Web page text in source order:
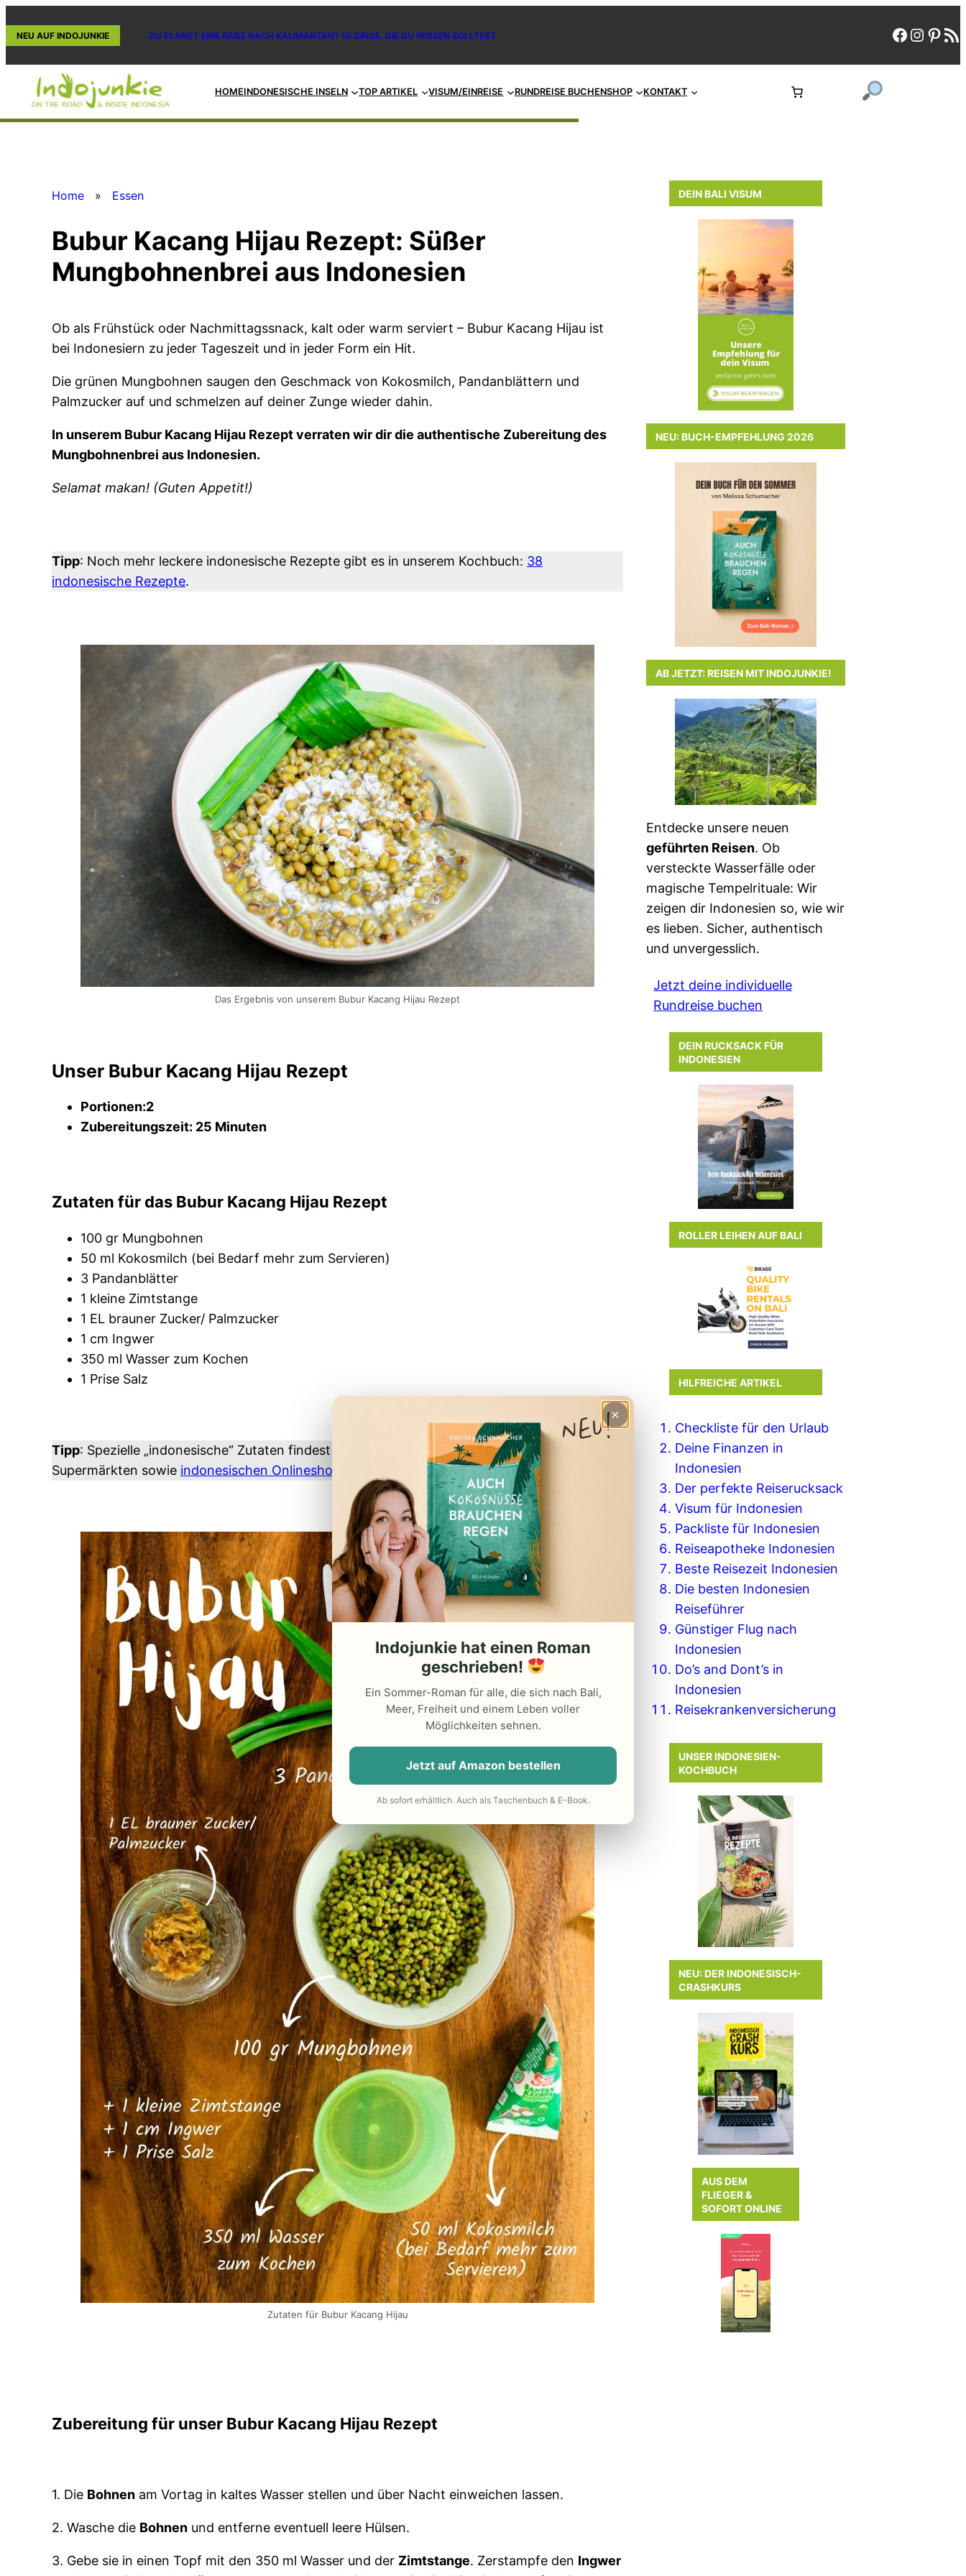
Inhalt
NEU AUF INDOJUNKIE DU PLANST EINE REISE NACH KALIMANTAN? 10 DINGE, DIE DU WISSEN SOLLTEST facebook
HOMEINDONESISCHE INSELN TOP ARTIKEL VISUM/EINREISE RUNDREISE BUCHENSHOP KONTAKT
Home » Essen
Bubur Kacang Hijau Rezept: Süßer
Mungbohnenbrei aus Indonesien
Ob als Frühstück oder Nachmittagssnack, kalt oder warm serviert – Bubur Kacang Hijau ist
bei Indonesiern zu jeder Tageszeit und in jeder Form ein Hit.
Die grünen Mungbohnen saugen den Geschmack von Kokosmilch, Pandanblättern und
Palmzucker auf und schmelzen auf deiner Zunge wieder dahin.
In unserem Bubur Kacang Hijau Rezept verraten wir dir die authentische Zubereitung des
Mungbohnenbrei aus Indonesien.
Selamat makan! (Guten Appetit!)
Tipp: Noch mehr leckere indonesische Rezepte gibt es in unserem Kochbuch: 38
indonesische Rezepte.
Das Ergebnis von unserem Bubur Kacang Hijau Rezept
Unser Bubur Kacang Hijau Rezept
Portionen:2
Zubereitungszeit: 25 Minuten
Zutaten für das Bubur Kacang Hijau Rezept
100 gr Mungbohnen
50 ml Kokosmilch (bei Bedarf mehr zum Servieren)
3 Pandanblätter
1 kleine Zimtstange
1 EL brauner Zucker/ Palmzucker
1 cm Ingwer
350 ml Wasser zum Kochen
1 Prise Salz
Tipp: Spezielle „indonesische“ Zutaten findest du in den meisten Asialäden, gut sortierten
Supermärkten sowie indonesischen Onlineshops
Zutaten für Bubur Kacang Hijau
Zubereitung für unser Bubur Kacang Hijau Rezept
1. Die Bohnen am Vortag in kaltes Wasser stellen und über Nacht einweichen lassen.
2. Wasche die Bohnen und entferne eventuell leere Hülsen.
3. Gebe sie in einen Topf mit den 350 ml Wasser und der Zimtstange. Zerstampfe den Ingwer
DEIN BALI VISUM
NEU: BUCH-EMPFEHLUNG 2026
AB JETZT: REISEN MIT INDOJUNKIE!
Entdecke unsere neuen
geführten Reisen. Ob
versteckte Wasserfälle oder
magische Tempelrituale: Wir
zeigen dir Indonesien so, wie wir
es lieben. Sicher, authentisch
und unvergesslich.
Jetzt deine individuelle
Rundreise buchen
DEIN RUCKSACK FÜR
INDONESIEN
ROLLER LEIHEN AUF BALI
HILFREICHE ARTIKEL
Checkliste für den Urlaub
Deine Finanzen in
Indonesien
Der perfekte Reiserucksack
Visum für Indonesien
Packliste für Indonesien
Reiseapotheke Indonesien
Beste Reisezeit Indonesien
Die besten Indonesien
Reiseführer
Günstiger Flug nach
Indonesien
Do’s and Dont’s in
Indonesien
Reisekrankenversicherung
UNSER INDONESIEN-
KOCHBUCH
NEU: DER INDONESISCH-
CRASHKURS
AUS DEM
FLIEGER &
SOFORT ONLINE
×
Indojunkie hat einen Roman
geschrieben!
Ein Sommer-Roman für alle, die sich nach Bali,
Meer, Freiheit und einem Leben voller
Möglichkeiten sehnen.
Jetzt auf Amazon bestellen
Ab sofort erhältlich. Auch als Taschenbuch & E-Book.